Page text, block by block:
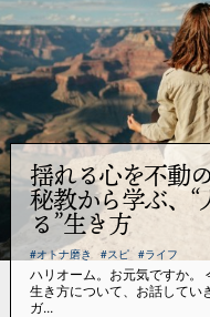
揺れる心を不動
秘教から学ぶ、
る”生き方
#オトナ磨き #スピ #ライフ
ハリオーム。お元気ですか。
生き方について、お話してい
ガ...